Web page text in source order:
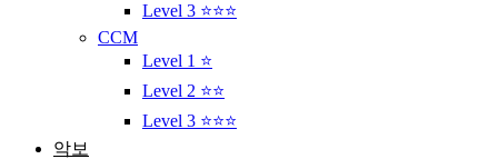
Level 3 ⭐⭐⭐
CCM
Level 1 ⭐
Level 2 ⭐⭐
Level 3 ⭐⭐⭐
악보